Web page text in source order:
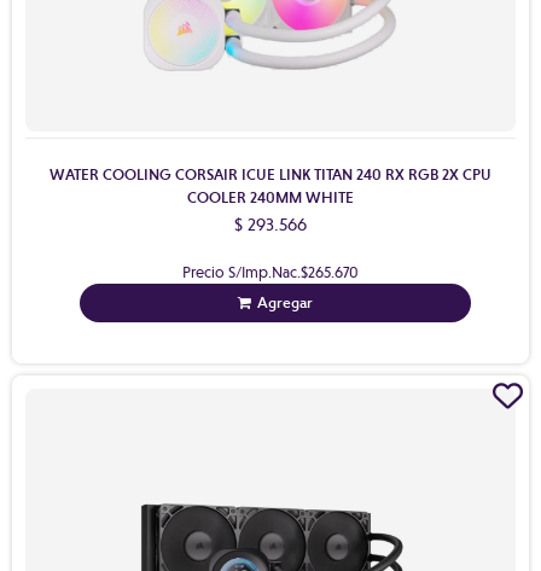
WATER COOLING CORSAIR ICUE LINK TITAN 240 RX RGB 2X CPU
COOLER 240MM WHITE
$ 293.566
Precio S/Imp.Nac.$265.670
Agregar